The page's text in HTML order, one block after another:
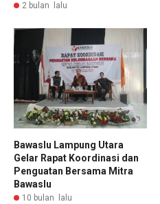
2 bulan lalu
Bawaslu Lampung Utara
Gelar Rapat Koordinasi dan
Penguatan Bersama Mitra
Bawaslu
10 bulan lalu